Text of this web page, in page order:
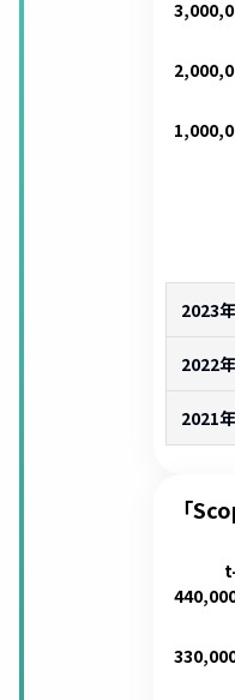
2023年
2022年
2021年
「